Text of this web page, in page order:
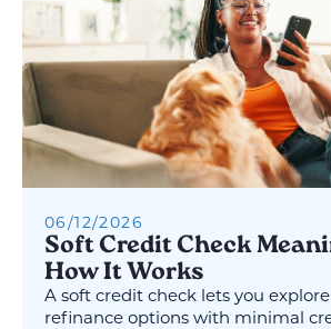
06 / 12/2026
Soft Credit Check
How It Works
A soft credit check lets you
refinance options with minimal